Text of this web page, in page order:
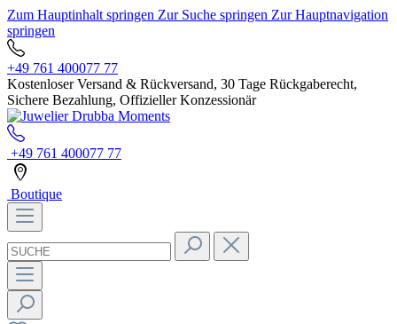
Zum Hauptinhalt springen Zur Suche springen Zur Hauptnavigation
springen
+49 761 400077 77
Kostenloser Versand & Rückversand, 30 Tage Rückgaberecht,
Sichere Bezahlung, Offizieller Konzessionär
+49 761 400077 77
Boutique